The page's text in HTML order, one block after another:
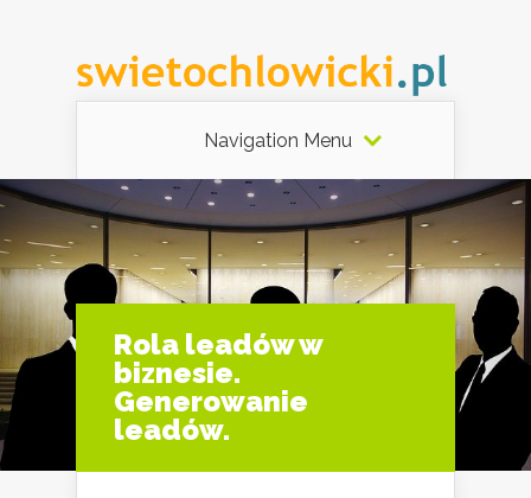
Navigation Menu
Rola leadów w
biznesie.
Generowanie
leadów.